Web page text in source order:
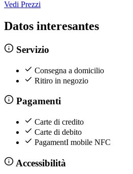
Vedi Prezzi
Datos interesantes
Servizio
Consegna a domicilio
Ritiro in negozio
Pagamenti
Carte di credito
Carte di debito
PagamentI mobile NFC
Accessibilità